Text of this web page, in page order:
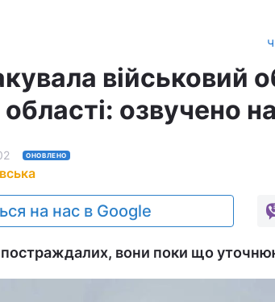
військовий
озвучено
ОНОВЛЕНО
на нас в Google
вони поки що